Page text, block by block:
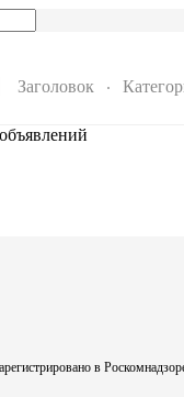
Заголовок
в